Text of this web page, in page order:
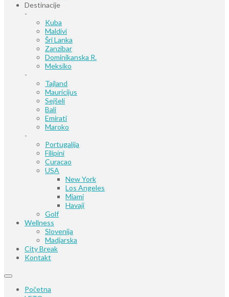
Destinacije
-
Kuba
Maldivi
Šri Lanka
Zanzibar
Dominikanska R.
Meksiko
-
Tajland
Mauricijus
Sejšeli
Bali
Emirati
Maroko
-
Portugalija
Filipini
Curacao
USA
New York
Los Angeles
Miami
Havaji
Golf
Wellness
Slovenija
Madjarska
City Break
Kontakt
Početna